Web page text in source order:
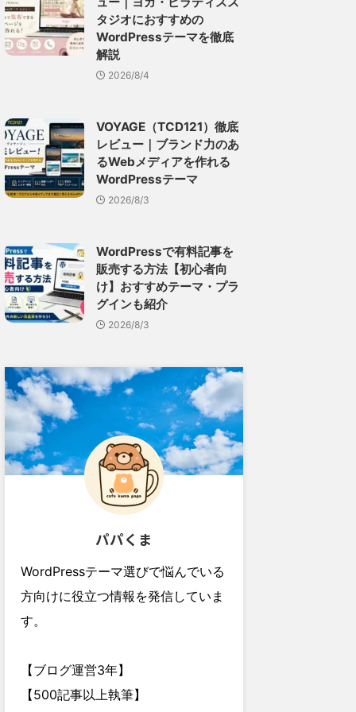
タジオにおすすめの
WordPressテーマを徹底
解説
2026/8/4
VOYAGE（TCD121）徹底
レビュー｜ブランド力のあ
るWebメディアを作れる
WordPressテーマ
2026/8/3
WordPressで有料記事を
販売する方法【初心者向
け】おすすめテーマ・プラ
グインも紹介
2026/8/3
パパくま
WordPressテーマ選びで悩んでいる
方向けに役立つ情報を発信していま
す。
【ブログ運営3年】
【500記事以上執筆】